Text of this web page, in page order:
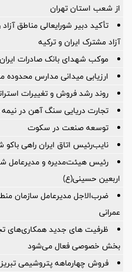
از شعب استان تهران
تأکید دبیر شورایعالی مناطق
آزاد مشترک ایران و ترکیه
موکب شهدای بانک صادرات
ارزیابی میدانی مدارس محدوده
روند رشد فروش و تغییرات
تجارت دریایی سنگ آهن در نیمه
توسعه صنعت در سکوت
نایب‌رئیس اتاق ایران راهی باکو
رئیس هیئت‌مدیره و مدیرعامل
اربعین حسینی(ع)
ضرب‌الاجل مدیرعامل سازمان
عمرانی
ظرفیت های جدید همکاری‌های
بخش خصوصی فعال می‌شود
فروش چهارماهه پتروشیمی تبریز از ۱۵ همت عبور